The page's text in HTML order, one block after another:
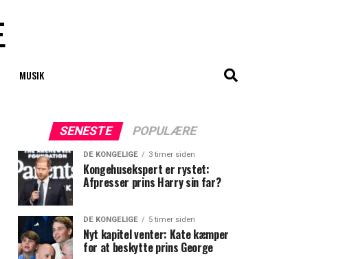
MUSIK
SENESTE POPULÆRE
DE KONGELIGE 3 timer siden
Kongehusekspert er rystet:
Afpresser prins Harry sin far?
DE KONGELIGE 5 timer siden
Nyt kapitel venter: Kate kæmper
for at beskytte prins George